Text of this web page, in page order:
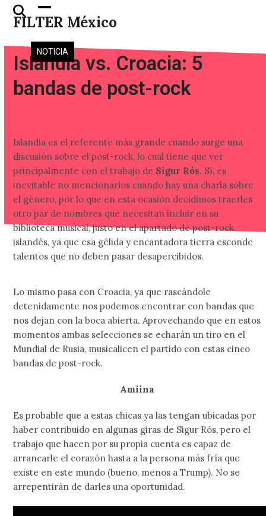
Skip
FILTER México
Open
mobile
menu
Close
mobile
menu
NOTICIA
Islandia vs. Croacia: 5
bandas de post-rock
Islandia es el referente más grande cuando surge una
discusión sobre el post-rock, lo cual tiene que ver
principalmente con el trabajo de Sigur Rós. Sí, es
inevitable no mencionarlos cuando hay una charla sobre
el género, por lo que en esta ocasión decidimos traerles
otro par de nombres que necesitan incluir en su
biblioteca musical, justo en el apartado de post-rock
islandés, ya que esa gélida y encantadora tierra esconde
talentos que no deben pasar desapercibidos.
Lo mismo pasa con Croacia, ya que rascándole
detenidamente nos podemos encontrar con bandas que
nos dejan con la boca abierta. Aprovechando que en estos
momentos ambas selecciones se echarán un tiro en el
Mundial de Rusia, musicalicen el partido con estas cinco
bandas de post-rock.
Amiina
Es probable que a estas chicas ya las tengan ubicadas por
haber contribuido en algunas giras de Sigur Rós, pero el
trabajo que hacen por su propia cuenta es capaz de
arrancarle el corazón hasta a la persona más fría que
existe en este mundo (bueno, menos a Trump). No se
arrepentirán de darles una oportunidad.